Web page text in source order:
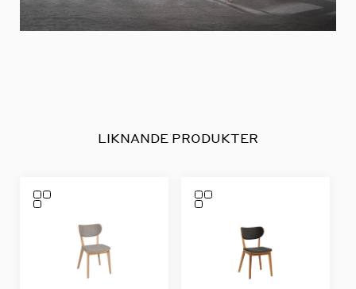
LIKNANDE PRODUKTER